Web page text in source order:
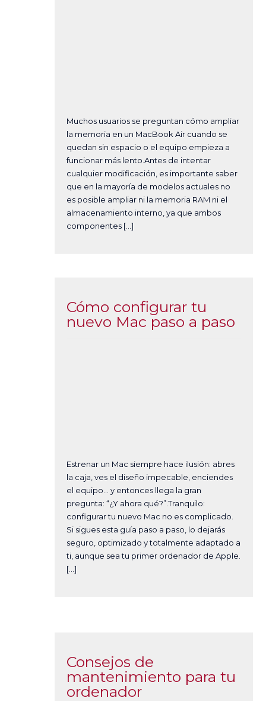
Muchos usuarios se preguntan cómo ampliar
la memoria en un MacBook Air cuando se
quedan sin espacio o el equipo empieza a
funcionar más lento.Antes de intentar
cualquier modificación, es importante saber
que en la mayoría de modelos actuales no
es posible ampliar ni la memoria RAM ni el
almacenamiento interno, ya que ambos
componentes […]
Cómo configurar tu
nuevo Mac paso a paso
Estrenar un Mac siempre hace ilusión: abres
la caja, ves el diseño impecable, enciendes
el equipo… y entonces llega la gran
pregunta: “¿Y ahora qué?”.Tranquilo:
configurar tu nuevo Mac no es complicado.
Si sigues esta guía paso a paso, lo dejarás
seguro, optimizado y totalmente adaptado a
ti, aunque sea tu primer ordenador de Apple.
[…]
Consejos de
mantenimiento para tu
ordenador